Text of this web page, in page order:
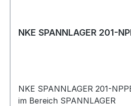
NKE SPANNLAGER 201-
NKE SPANNLAGER 201-NPPB Weitere
im Bereich SPANNLAGER